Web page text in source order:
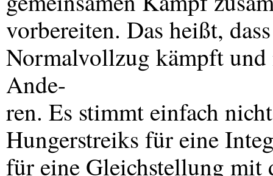
vorbereiten. Das heißt,
Normalvollzug kämpft
Ande-
ren. Es stimmt einfach
Hungerstreiks für eine
für eine Gleichstellung mit